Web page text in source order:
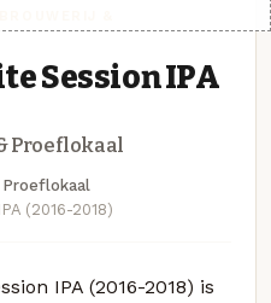
Session IPA
Proeflokaal
(2016-2018)
IPA (2016-2018) is